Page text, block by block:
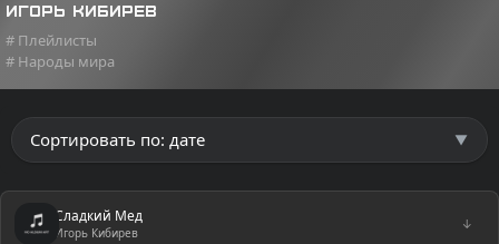
Игорь Кибирев
# Плейлисты
# Народы мира
Сладкий Мед
Игорь Кибирев
↓